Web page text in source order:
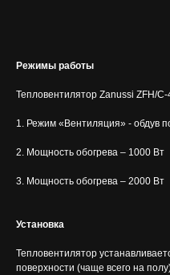
Режимы работы
Тепловентилятор Zanussi ZFH/
1. Режим «Вентиляция» - обдув
2. Мощность обогрева – 1000 Вт
3. Мощность обогрева – 2000 Вт
Установка
Тепловентилятор
поверхности (чаще всего на